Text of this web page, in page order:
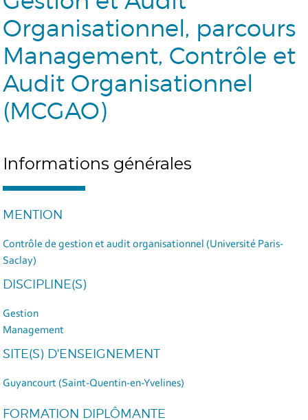
Organisationnel, parcours
Management, Contrôle et
Audit Organisationnel
(MCGAO)
Informations générales
MENTION
Contrôle de gestion et audit organisationnel (Université Paris-
Saclay)
DISCIPLINE(S)
Gestion
Management
SITE(S) D'ENSEIGNEMENT
Guyancourt (Saint-Quentin-en-Yvelines)
FORMATION DIPLÔMANTE